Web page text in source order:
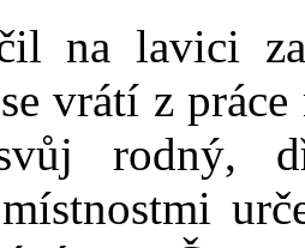
na lavici
vrátí z
rodný,